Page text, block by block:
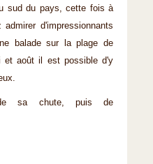
sud du pays, cette fois à
d'impressionnants
balade sur la plage de
et août il est possible d'y
sa chute, puis de